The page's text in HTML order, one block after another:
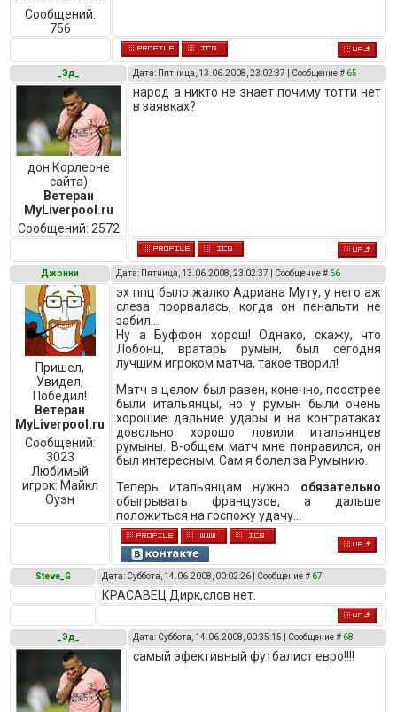
Сообщений:
756
_Эд_ Дата: Пятница, 13.06.2008, 23:02:37 | Сообщение # 65
дон Корлеоне
сайта)
Ветеран
MyLiverpool.ru
Сообщений: 2572
народ а никто не знает почиму тотти нет
в заявках?
Джонни Дата: Пятница, 13.06.2008, 23:02:37 | Сообщение # 66
Пришел,
Увидел,
Победил!
Ветеран
MyLiverpool.ru
Сообщений:
3023
Любимый
игрок: Майкл
Оуэн
эх ппц было жалко Адриана Муту, у него аж
слеза прорвалась, когда он пенальти не
забил...
Ну а Буффон хорош! Однако, скажу, что
Лобонц, вратарь румын, был сегодня
лучшим игроком матча, такое творил!
Матч в целом был равен, конечно, поострее
были итальянцы, но у румын были очень
хорошие дальние удары и на контратаках
довольно хорошо ловили итальянцев
румыны. В-общем матч мне понравился, он
был интересным. Сам я болел за Румынию.
Теперь итальянцам нужно обязательно
обыгрывать французов, а дальше
положиться на госпожу удачу...
Steve_G Дата: Суббота, 14.06.2008, 00:02:26 | Сообщение # 67
КРАСАВЕЦ Дирк,слов нет.
_Эд_ Дата: Суббота, 14.06.2008, 00:35:15 | Сообщение # 68
самый эфективный футбалист евро!!!!